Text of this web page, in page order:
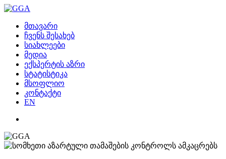
მთავარი
ჩვენს შესახებ
სიახლეები
მედია
ექსპერტის აზრი
სტატისტიკა
მსოფლიო
კონტაქტი
EN